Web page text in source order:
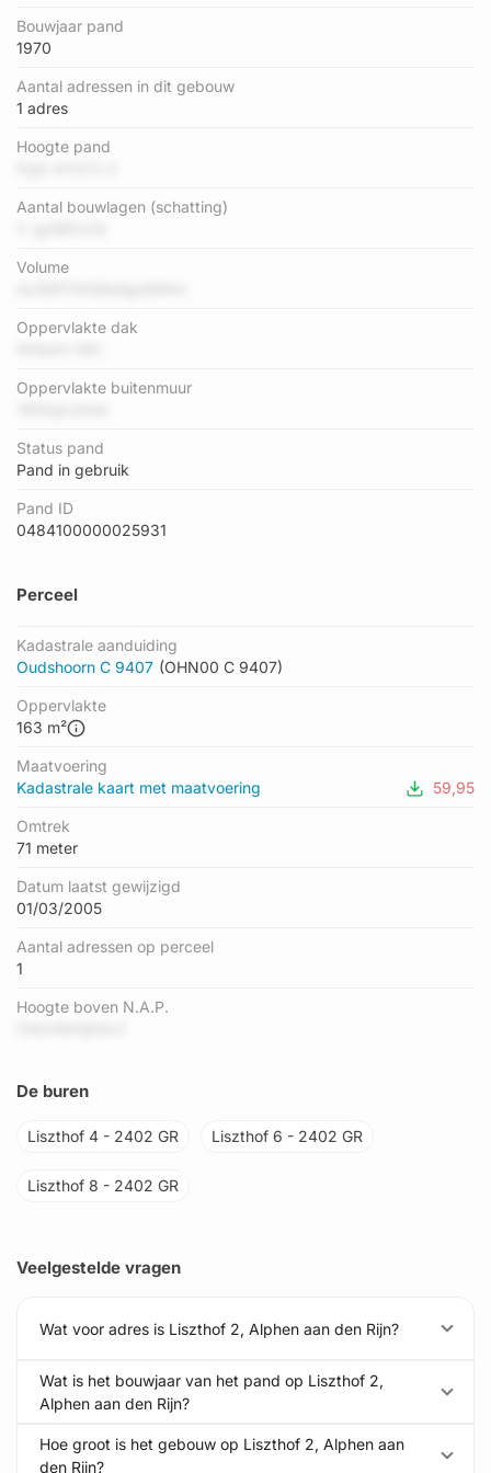
Bouwjaar pand
1970
Aantal adressen in dit gebouw
1 adres
Hoogte pand
Aantal bouwlagen (schatting)
Volume
Oppervlakte dak
Oppervlakte buitenmuur
Status pand
Pand in gebruik
Pand ID
0484100000025931
Perceel
Kadastrale aanduiding
Oudshoorn C 9407 (OHN00 C 9407)
Oppervlakte
163 m²
Maatvoering
Kadastrale kaart met maatvoering
59,95
Omtrek
71 meter
Datum laatst gewijzigd
01/03/2005
Aantal adressen op perceel
1
Hoogte boven N.A.P.
De buren
Liszthof 4 - 2402 GR Liszthof 6 - 2402 GR
Liszthof 8 - 2402 GR
Veelgestelde vragen
Wat voor adres is Liszthof 2, Alphen aan den Rijn?
Wat is het bouwjaar van het pand op Liszthof 2,
Alphen aan den Rijn?
Hoe groot is het gebouw op Liszthof 2, Alphen aan
den Rijn?